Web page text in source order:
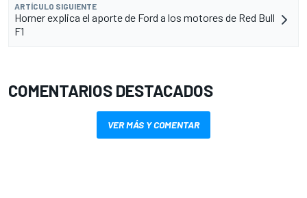
ARTÍCULO SIGUIENTE
Horner explica el aporte de Ford a los motores de Red Bull
F1
COMENTARIOS DESTACADOS
VER MÁS Y COMENTAR